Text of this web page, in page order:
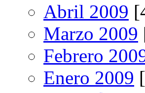
Abril 2009
Marzo 2009
Febrero
Enero 2009